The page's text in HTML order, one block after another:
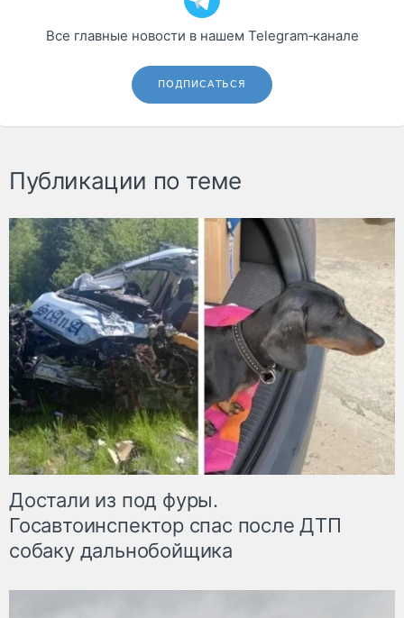
Все главные новости в нашем Telegram‑канале
ПОДПИСАТЬСЯ
Публикации по теме
Достали из под фуры.
Госавтоинспектор спас после ДТП
собаку дальнобойщика